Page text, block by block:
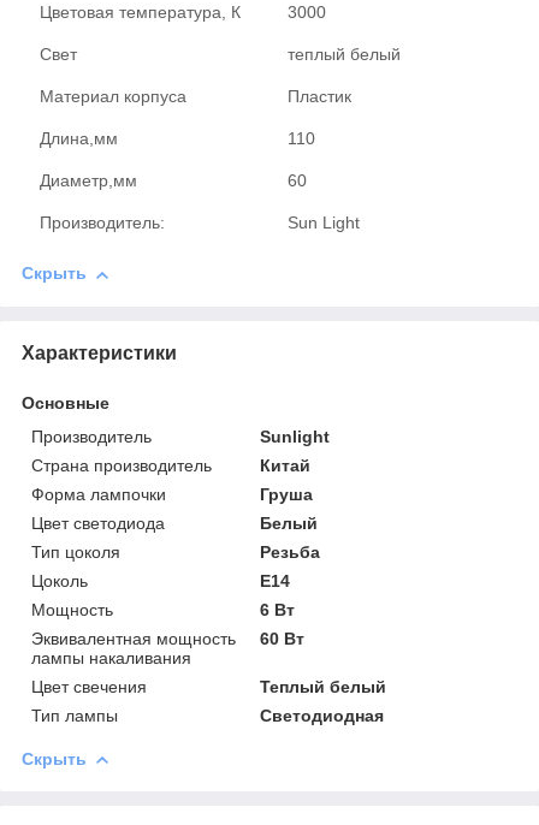
Цветовая температура, К 3000
Свет теплый белый
Материал корпуса Пластик
Длина,мм 110
Диаметр,мм 60
Производитель: Sun Light
Скрыть
Характеристики
Основные
Производитель
Sunlight
Страна производитель
Китай
Форма лампочки
Груша
Цвет светодиода
Белый
Тип цоколя
Резьба
Цоколь
E14
Мощность
6 Вт
Эквивалентная мощность
лампы накаливания
60 Вт
Цвет свечения
Теплый белый
Тип лампы
Светодиодная
Скрыть